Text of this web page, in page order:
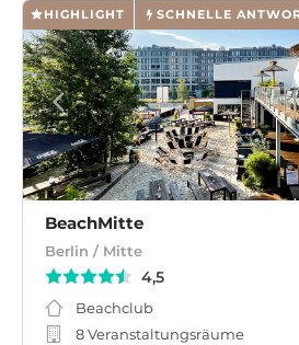
HIGHLIGHT SCHNELLE
BeachMitte
Berlin / Mitte
4,5
Beachclub
8 Veranstaltungsräume